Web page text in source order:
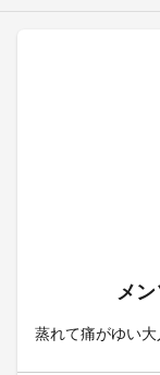
メ
蒸れて痛がゆい